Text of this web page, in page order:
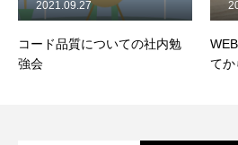
コード品質についての社内勉
強会
2021.09.27
てか